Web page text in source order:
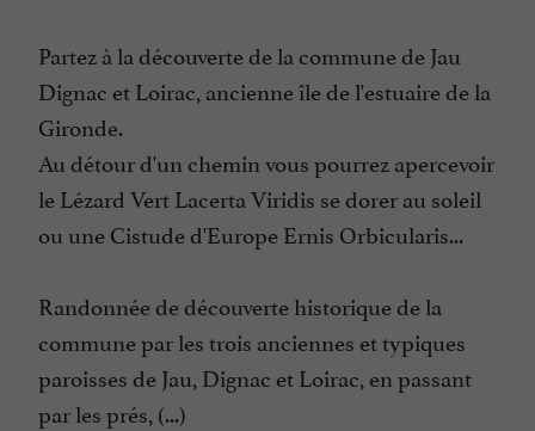
Partez à la découverte de la commune de Jau
Dignac et Loirac, ancienne île de l'estuaire de la
Gironde.
Au détour d'un chemin vous pourrez apercevoir
le Lézard Vert Lacerta Viridis se dorer au soleil
ou une Cistude d'Europe Ernis Orbicularis...
Randonnée de découverte historique de la
commune par les trois anciennes et typiques
paroisses de Jau, Dignac et Loirac, en passant
par les prés, (...)